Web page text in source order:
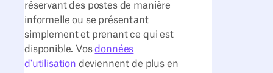
réservant des postes de manière
informelle ou se présentant
simplement et prenant ce qui est
disponible. Vosdonnées
d'utilisation deviennent de plus en